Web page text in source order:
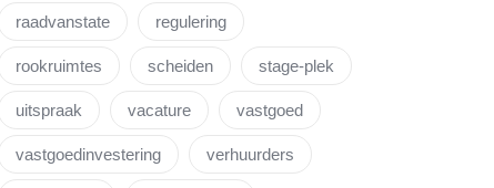
raadvanstate regulering
rookruimtes scheiden stage-plek
uitspraak vacature vastgoed
vastgoedinvestering verhuurders